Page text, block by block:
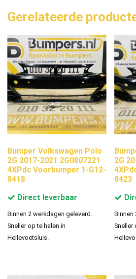
Gerelateerde
Bumper Volkswagen Polo
2G 2017-2021 2G0807221
4XPdc Voorbumper 1-G12-
8418
Direct leverbaar
Binnen 2 werkdagen geleverd.
Sneller op te halen in
Hellevoetsluis.
2G
8423
Binnen
Sneller